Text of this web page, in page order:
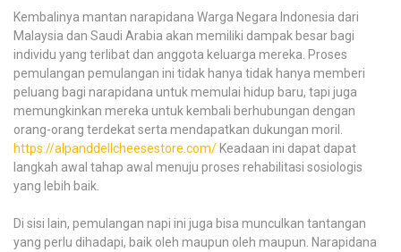
Kembalinya mantan narapidana Warga Negara Indonesia dari
Malaysia dan Saudi Arabia akan memiliki dampak besar bagi
individu yang terlibat dan anggota keluarga mereka. Proses
pemulangan pemulangan ini tidak hanya tidak hanya memberi
peluang bagi narapidana untuk memulai hidup baru, tapi juga
memungkinkan mereka untuk kembali berhubungan dengan
orang-orang terdekat serta mendapatkan dukungan moril.
https://alpanddellcheesestore.com/ Keadaan ini dapat dapat
langkah awal tahap awal menuju proses rehabilitasi sosiologis
yang lebih baik.
Di sisi lain, pemulangan napi ini juga bisa munculkan tantangan
yang perlu dihadapi, baik oleh maupun oleh maupun. Narapidana